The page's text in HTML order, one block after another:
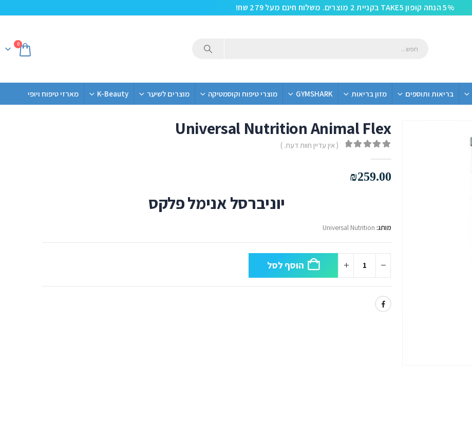
5% הנחה קופון TAKE5 בקניית 2 מוצרים. משלוח חינם מעל 279 שח!
0
בריאות ותוספים מזון בריאות GYMSHARK מוצרי טיפוח וקוסמטיקה מוצרים לשיער K-Beauty מארזי טיפוח ויופי
Universal Nutrition Animal Flex
( אין עדיין חוות דעת. )
₪259.00
יוניברסל אנימל פלקס
מותג: Universal Nutrition
הוסף לסל